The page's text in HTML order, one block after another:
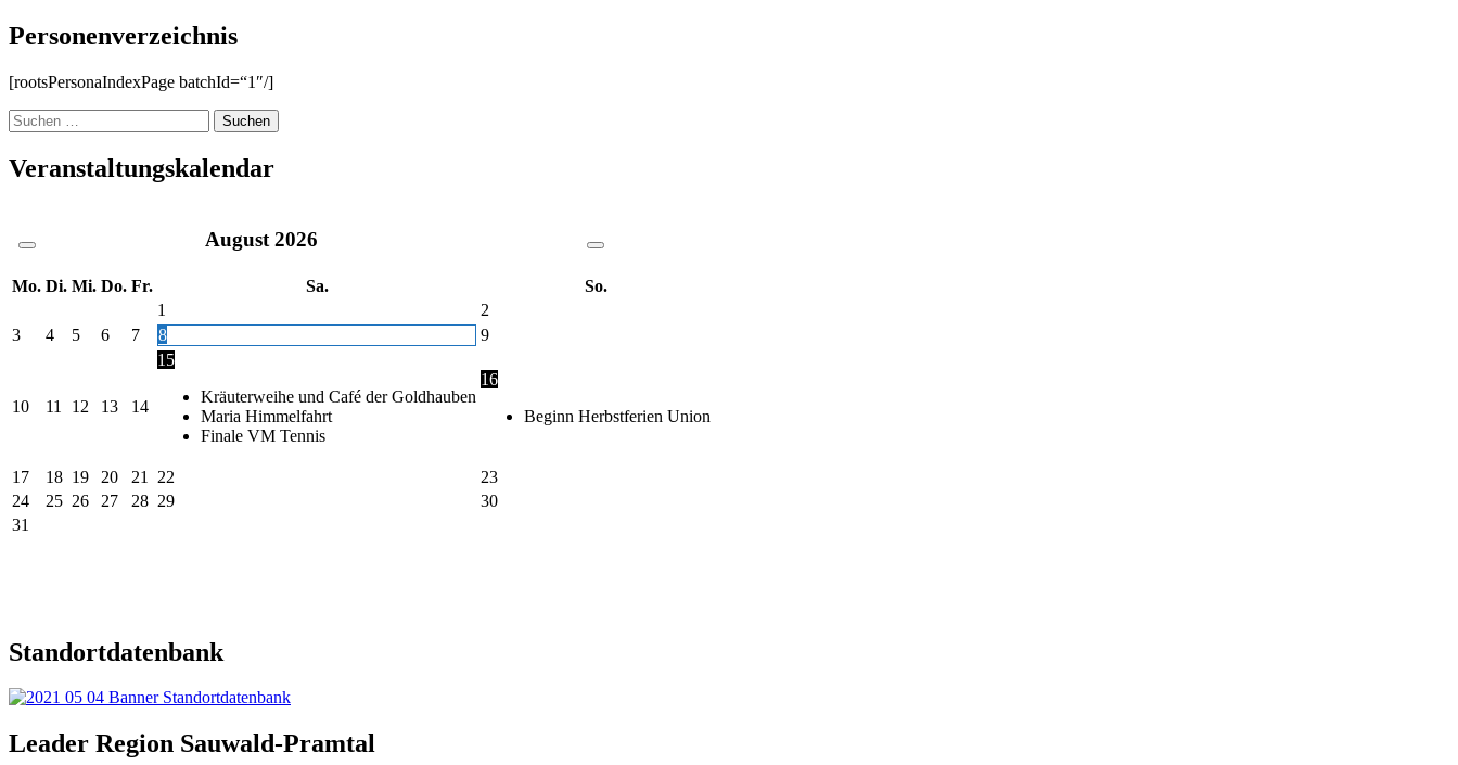
Personenverzeichnis
[rootsPersonaIndexPage batchId=“1″/]
Suche
nach:
Veranstaltungskalendar
August 2026
Mo. Di. Mi. Do. Fr. Sa.
So.
1
2
3
4 5 6 7 8 9
10 11 12 13 14
15
Kräuterweihe und Café der Goldhauben
Maria Himmelfahrt
Finale VM Tennis
16
Beginn Herbstferien Union
17 18 19 20 21 22
23
24
25 26 27 28 29
30
31
Standortdatenbank
Leader Region Sauwald-Pramtal